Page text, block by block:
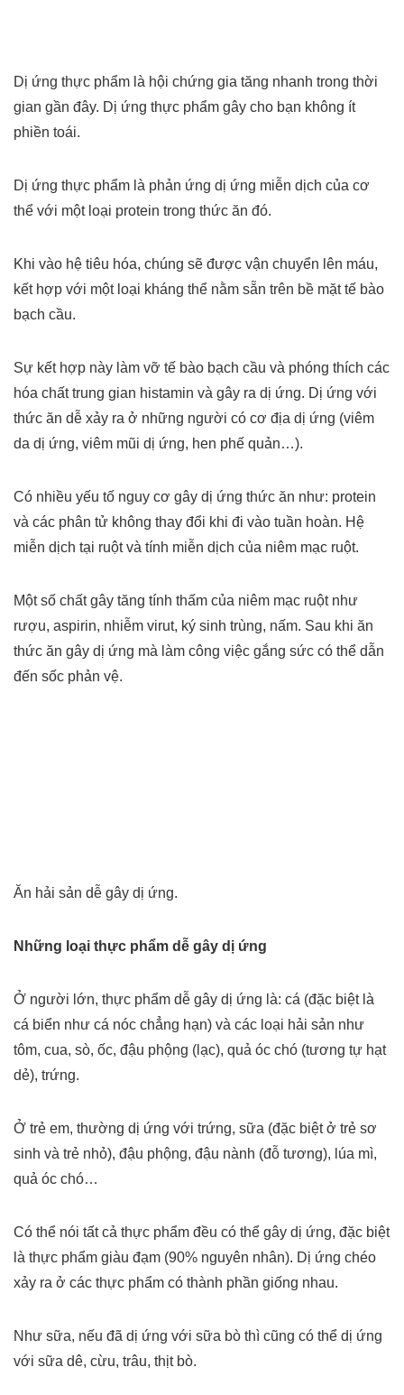
Dị ứng thực phẩm là hội chứng gia tăng nhanh trong thời
gian gần đây. Dị ứng thực phẩm gây cho bạn không ít
phiền toái.
Dị ứng thực phẩm là phản ứng dị ứng miễn dịch của cơ
thể với một loại protein trong thức ăn đó.
Khi vào hệ tiêu hóa, chúng sẽ được vận chuyển lên máu,
kết hợp với một loại kháng thể nằm sẵn trên bề mặt tế bào
bạch cầu.
Sự kết hợp này làm vỡ tế bào bạch cầu và phóng thích các
hóa chất trung gian histamin và gây ra dị ứng. Dị ứng với
thức ăn dễ xảy ra ở những người có cơ địa dị ứng (viêm
da dị ứng, viêm mũi dị ứng, hen phế quản…).
Có nhiều yếu tố nguy cơ gây dị ứng thức ăn như: protein
và các phân tử không thay đổi khi đi vào tuần hoàn. Hệ
miễn dịch tại ruột và tính miễn dịch của niêm mạc ruột.
Một số chất gây tăng tính thấm của niêm mạc ruột như
rượu, aspirin, nhiễm virut, ký sinh trùng, nấm. Sau khi ăn
thức ăn gây dị ứng mà làm công việc gắng sức có thể dẫn
đến sốc phản vệ.
Ăn hải sản dễ gây dị ứng.
Những loại thực phẩm dễ gây dị ứng
Ở người lớn, thực phẩm dễ gây dị ứng là: cá (đặc biệt là
cá biển như cá nóc chẳng hạn) và các loại hải sản như
tôm, cua, sò, ốc, đậu phộng (lạc), quả óc chó (tương tự hạt
dẻ), trứng.
Ở trẻ em, thường dị ứng với trứng, sữa (đặc biệt ở trẻ sơ
sinh và trẻ nhỏ), đậu phộng, đậu nành (đỗ tương), lúa mì,
quả óc chó…
Có thể nói tất cả thực phẩm đều có thể gây dị ứng, đặc biệt
là thực phẩm giàu đạm (90% nguyên nhân). Dị ứng chéo
xảy ra ở các thực phẩm có thành phần giống nhau.
Như sữa, nếu đã dị ứng với sữa bò thì cũng có thể dị ứng
với sữa dê, cừu, trâu, thịt bò.